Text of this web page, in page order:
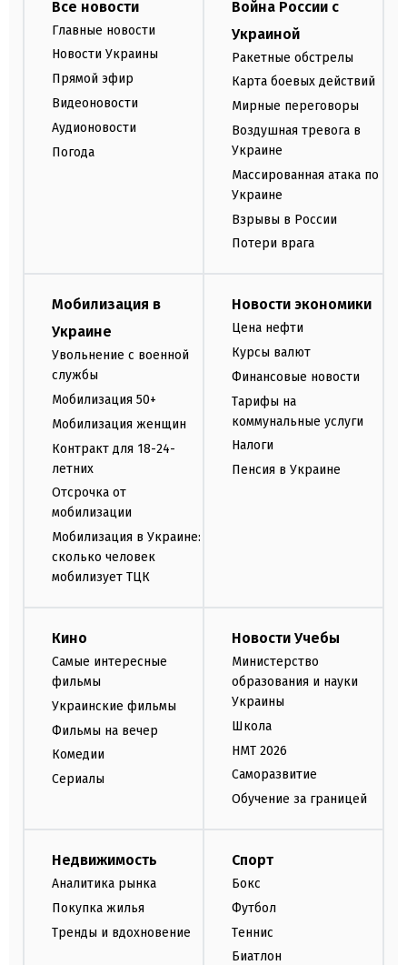
Все новости
Главные новости
Новости Украины
Прямой эфир
Видеоновости
Аудионовости
Погода
Война России с
Украиной
Ракетные обстрелы
Карта боевых действий
Мирные переговоры
Воздушная тревога в
Украине
Массированная атака по
Украине
Взрывы в России
Потери врага
Мобилизация в
Украине
Увольнение с военной
службы
Мобилизация 50+
Мобилизация женщин
Контракт для 18-24-
летних
Отсрочка от
мобилизации
Мобилизация в Украине:
сколько человек
мобилизует ТЦК
Новости экономики
Цена нефти
Курсы валют
Финансовые новости
Тарифы на
коммунальные услуги
Налоги
Пенсия в Украине
Кино
Самые интересные
фильмы
Украинские фильмы
Фильмы на вечер
Комедии
Сериалы
Новости Учебы
Министерство
образования и науки
Украины
Школа
НМТ 2026
Саморазвитие
Обучение за границей
Недвижимость
Аналитика рынка
Покупка жилья
Тренды и вдохновение
Спорт
Бокс
Футбол
Теннис
Биатлон